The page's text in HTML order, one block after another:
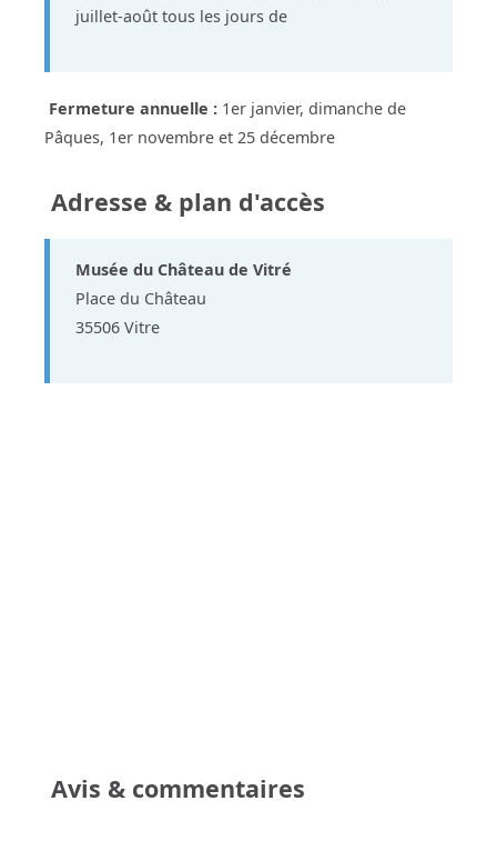
juillet-août tous les jours de
Fermeture annuelle : 1er janvier, dimanche de
Pâques, 1er novembre et 25 décembre
Adresse & plan d'accès
Musée du Château de Vitré
Place du Château
35506 Vitre
Avis & commentaires